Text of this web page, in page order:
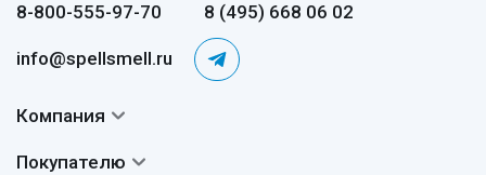
8-800-555-97-70 8 (495) 668 06 02
info@spellsmell.ru
Компания
Покупателю